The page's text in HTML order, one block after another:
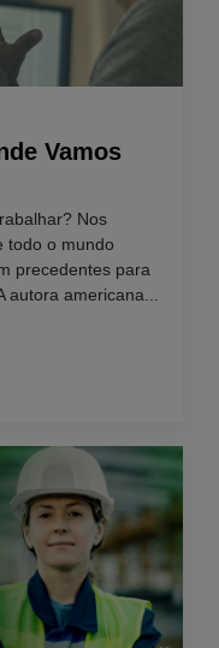
Vamos
Nos
todo o mundo
precedentes para
americana...